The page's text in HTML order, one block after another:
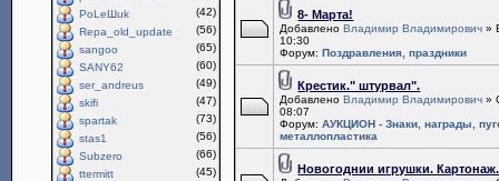
PoLeШuk
(42)
Repa_old_update
(56)
sangoo
(65)
SANY62
(60)
ser_andreus
(49)
skifi
(47)
spartak
(73)
stas1
(56)
Subzero
(66)
ttermitt
(45)
8- Марта!
ДобавленоВладимир Владимирович »
10:30
Форум:Поздравления, праздники
Крестик." штурвал".
ДобавленоВладимир Владимирович »
08:07
Форум:АУКЦИОН - Знаки, награды,
металлопластика
Новогоднии игрушки. Картонаж.